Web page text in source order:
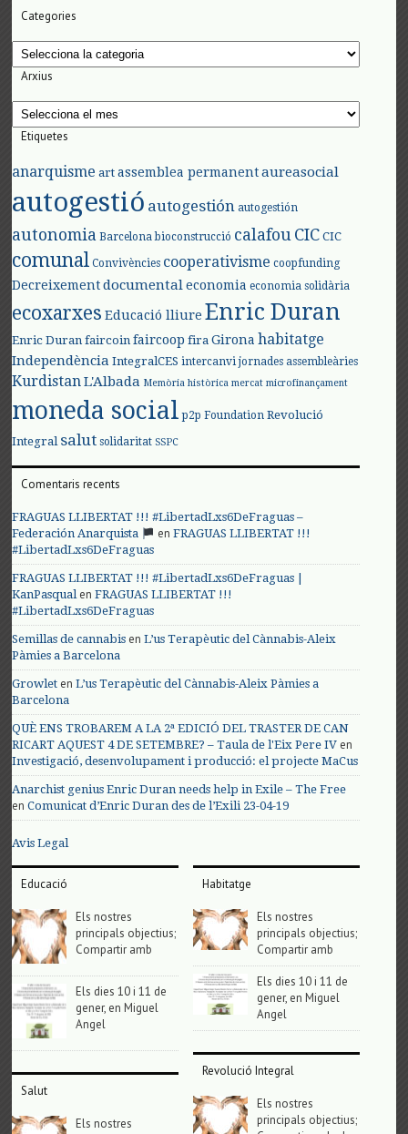
Categories
Categories
Arxius
Arxius
Etiquetes
anarquisme art assemblea permanent aureasocial
autogestió autogestión autogestión
autonomia Barcelona bioconstrucció calafouCIC CIC
comunal Convivències cooperativisme coopfunding
Decreixement documental economia economia solidària
ecoxarxes Educació lliure Enric Duran
Enric Duran faircoin faircoop fira Girona habitatge
Independència IntegralCES intercanvi jornades assembleàries
KurdistanL'Albada Memòria històrica mercat microfinançament
moneda social p2p Foundation Revolució
Integral salut solidaritat SSPC
Comentaris recents
FRAGUAS LLIBERTAT !!! #LibertadLxs6DeFraguas –
Federación Anarquista
enFRAGUAS LLIBERTAT !!!
#LibertadLxs6DeFraguas
FRAGUAS LLIBERTAT !!! #LibertadLxs6DeFraguas |
KanPasqualenFRAGUAS LLIBERTAT !!!
#LibertadLxs6DeFraguas
Semillas de cannabis enL’us Terapèutic del Cànnabis-Aleix
Pàmies a Barcelona
Growlet enL’us Terapèutic del Cànnabis-Aleix Pàmies a
Barcelona
QUÈ ENS TROBAREM A LA 2ª EDICIÓ DEL TRASTER DE CAN
RICART AQUEST 4 DE SETEMBRE? – Taula de l'Eix Pere IV en
Investigació, desenvolupament i producció: el projecte MaCus
Anarchist genius Enric Duran needs help in Exile – The Free
enComunicat d’Enric Duran des de l’Exili 23-04-19
Avis Legal
Educació
Els nostres
principals objectius;
Compartir amb
Els dies 10 i 11 de
gener, en Miguel
Angel
Salut
Els nostres
Habitatge
Els nostres
principals objectius;
Compartir amb
Els dies 10 i 11 de
gener, en Miguel
Angel
Revolució Integral
Els nostres
principals objectius;